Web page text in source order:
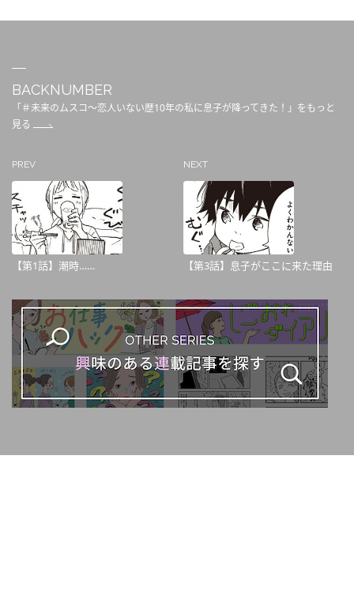
BACKNUMBER
「＃未来のムスコ～恋人いない歴10年の私に息子が降ってきた！」をもっと
見る
PREV
【第1話】潮時……
NEXT
【第3話】息子がここに来た理由